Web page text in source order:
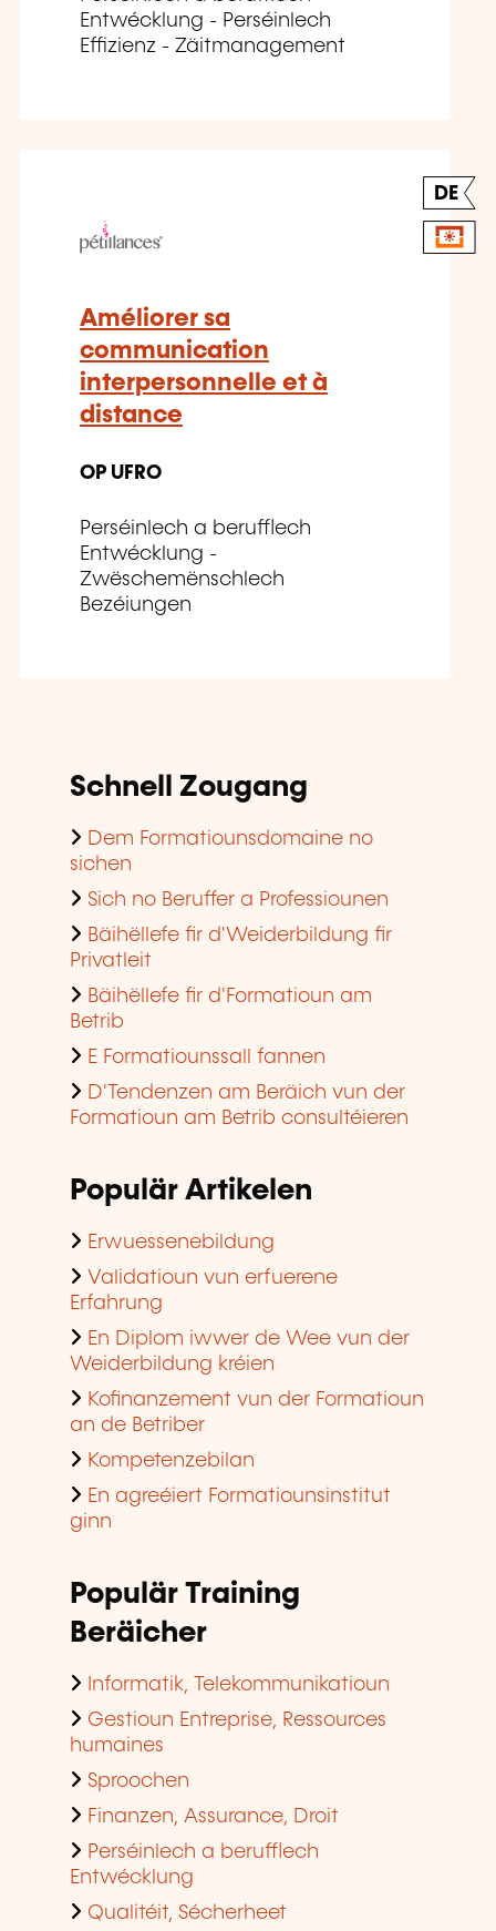
Entwécklung - Perséinlech
Effizienz - Zäitmanagement
DE
Améliorer sa
communication
interpersonnelle et à
distance
OP UFRO
Perséinlech a berufflech
Entwécklung -
Zwëschemënschlech
Bezéiungen
Schnell Zougang
Dem Formatiounsdomaine no
sichen
Sich no Beruffer a Professiounen
Bäihëllefe fir d'Weiderbildung fir
Privatleit
Bäihëllefe fir d'Formatioun am
Betrib
E Formatiounssall fannen
D'Tendenzen am Beräich vun der
Formatioun am Betrib consultéieren
Populär Artikelen
Erwuessenebildung
Validatioun vun erfuerene
Erfahrung
En Diplom iwwer de Wee vun der
Weiderbildung kréien
Kofinanzement vun der Formatioun
an de Betriber
Kompetenzebilan
En agreéiert Formatiounsinstitut
ginn
Populär Training
Beräicher
Informatik, Telekommunikatioun
Gestioun Entreprise, Ressources
humaines
Sproochen
Finanzen, Assurance, Droit
Perséinlech a berufflech
Entwécklung
Qualitéit, Sécherheet